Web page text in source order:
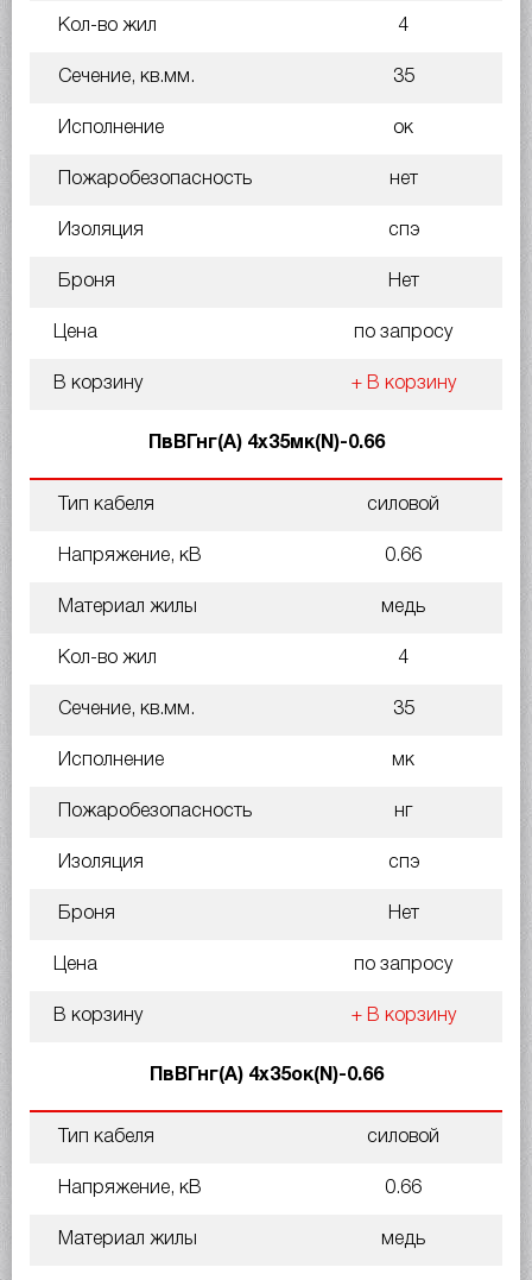
Кол-во жил 4
Сечение, кв.мм. 35
Исполнение ок
Пожаробезопасность нет
Изоляция спэ
Броня Нет
Цена по запросу
В корзину + В корзину
ПвВГнг(А) 4х35мк(N)-0.66
Тип кабеля силовой
Напряжение, кВ 0.66
Материал жилы медь
Кол-во жил 4
Сечение, кв.мм. 35
Исполнение мк
Пожаробезопасность нг
Изоляция спэ
Броня Нет
Цена по запросу
В корзину + В корзину
ПвВГнг(А) 4х35ок(N)-0.66
Тип кабеля силовой
Напряжение, кВ 0.66
Материал жилы медь